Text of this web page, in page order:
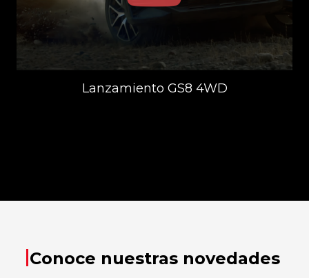
Lanzamiento GS8 4WD
Conoce nuestras novedades